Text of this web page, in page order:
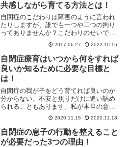
共感しながら育てる方法とは！
自閉症のこだわりは障害のように言われ
たりしますが、誰でも一つや二つの拘り
ってありませんか？こだわりのせいで扱
いにくいことが多いのは確かですが、育
て方にも原因があります。今回は、私の
失敗経験から辿り着いた共感しながら育
てる方法をお話しします。
2017.06.27 2022.10.15
自閉症療育はいつから何をすれば
良いか知るために必要な目標と
は！
自閉症の我が子をどう育てれば良いのか
分からない。不安と焦りだけに追い詰め
られることもあります。私が本当の意味
で自閉症の息子と向き合えたのは、彼が
小学校1年生のときでした。そんな私がど
のようにして自閉症の息子の療育に取り
組んだのか書いています。
2020.11.15 2020.11.18
自閉症の息子の行動を整えること
が必要だった3つの理由！